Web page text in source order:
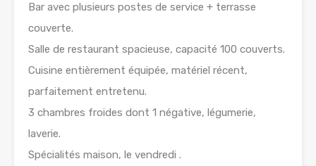
Bar avec plusieurs postes de service + terrasse
couverte.
Salle de restaurant spacieuse, capacité 100 couverts.
Cuisine entièrement équipée, matériel récent,
parfaitement entretenu.
3 chambres froides dont 1 négative, légumerie,
laverie.
Spécialités maison, le vendredi .